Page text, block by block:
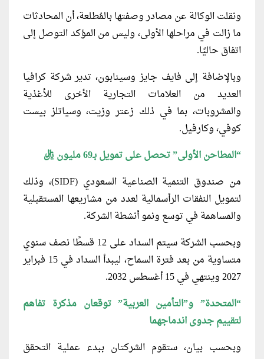
ونقلت الوكالة عن مصادر وصفتها بالمُطلعة، أن المحادثات
ما زالت في مراحلها الأولى، وليس من المؤكد التوصل إلى
اتفاق حاليًا.
وبالإضافة إلى فايف جايز وسينابون، تدير شركة كرافيا
العديد من العلامات التجارية الأخرى للأغذية
والمشروبات، بما في ذلك زعتر وزيت، وسياتلز بيست
كوفي، وكارفيل.
“المطاحن الأولى” تحصل على تمويل بـ69 مليون ريال
من صندوق التنمية الصناعية السعودي (SIDF)، وذلك
لتمويل النفقات الرأسمالية لعدد من مشاريعها المستقبلية
والمساهمة في توسع ونمو أنشطة الشركة.
وبحسب الشركة سيتم السداد على 12 قسطًا نصف سنوي
متساوية من بعد فترة السماح، ليبدأ السداد في 15 فبراير
2027 وينتهي في 15 أغسطس 2032.
“المتحدة” و”التأمين العربية” توقعان مذكرة تفاهم
لتقييم جدوى اندماجهما
وبحسب بيان، ستقوم الشركتان ببدء عملية التحقق